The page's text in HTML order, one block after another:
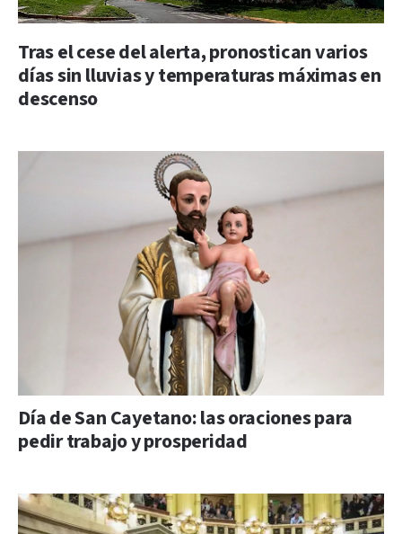
Tras el cese del alerta, pronostican varios
días sin lluvias y temperaturas máximas en
descenso
Día de San Cayetano: las oraciones para
pedir trabajo y prosperidad